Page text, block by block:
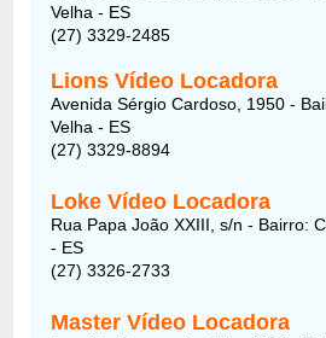
Velha - ES
(27) 3329-2485
Lions Vídeo Locadora
Avenida Sérgio Cardoso, 1950 -
Velha - ES
(27) 3329-8894
Loke Vídeo Locadora
Rua Papa João XXIII, s/n - Bairro:
- ES
(27) 3326-2733
Master Vídeo Locadora